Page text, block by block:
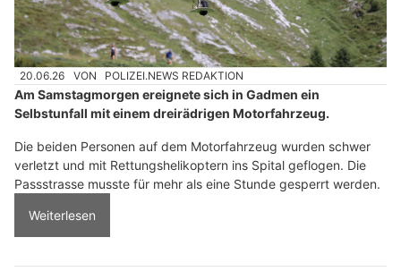
20.06.26 VON POLIZEI.NEWS REDAKTION
Am Samstagmorgen ereignete sich in Gadmen ein
Selbstunfall mit einem dreirädrigen Motorfahrzeug.
Die beiden Personen auf dem Motorfahrzeug wurden schwer
verletzt und mit Rettungshelikoptern ins Spital geflogen. Die
Passstrasse musste für mehr als eine Stunde gesperrt werden.
Weiterlesen